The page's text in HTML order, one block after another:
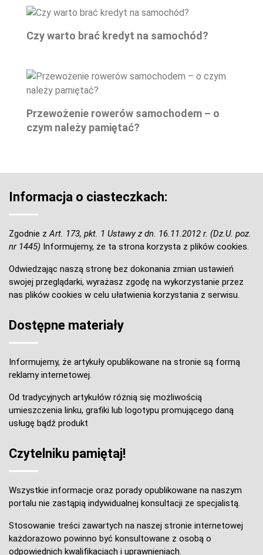
Czy warto brać kredyt na samochód?
Przewożenie rowerów samochodem – o
czym należy pamiętać?
Informacja o ciasteczkach:
Zgodnie zArt. 173, pkt. 1 Ustawy z dn. 16.11.2012 r. (Dz.U. poz.
nr 1445) Informujemy, że ta strona korzysta z plików cookies.
Odwiedzając naszą stronę bez dokonania zmian ustawień
swojej przeglądarki, wyrażasz zgodę na wykorzystanie przez
nas plików cookies w celu ułatwienia korzystania z serwisu.
Dostępne materiały
Informujemy, że artykuły opublikowane na stronie są formą
reklamy internetowej.
Od tradycyjnych artykułów różnią się możliwością
umieszczenia linku, grafiki lub logotypu promującego daną
usługę bądź produkt
Czytelniku pamiętaj!
Wszystkie informacje oraz porady opublikowane na naszym
portalu nie zastąpią indywidualnej konsultacji ze specjalistą.
Stosowanie treści zawartych na naszej stronie internetowej
każdorazowo powinno być konsultowane z osobą o
odpowiednich kwalifikacjach i uprawnieniach.